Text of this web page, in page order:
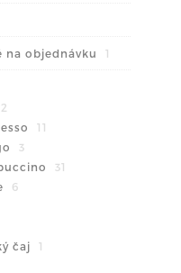
na objednávku 1
2
11
3
31
6
čaj
1